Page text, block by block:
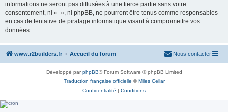
informations ne seront pas diffusées à une tierce partie sans votre
consentement, ni « », ni phpBB, ne pourront être tenus comme responsables
en cas de tentative de piratage informatique visant à compromettre vos
données.
www.r2builders.fr Accueil du forum Nous contacter
Développé parphpBB® Forum Software © phpBB Limited
Traduction française officielle ©Miles Cellar
Confidentialité | Conditions